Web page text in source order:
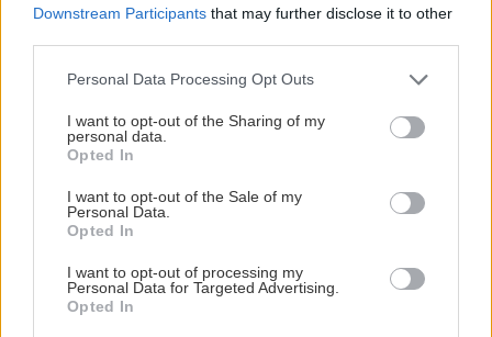
Downstream Participants that may further disclose it to other
Please note that this website/app uses one or more Google
not limited to your visit or usage behaviour. You may click to
grant or deny consent to Google and its third-party tags to
use your data for below specified purposes in below Google
consent section.
Personal Data Processing Opt Outs
I want to opt-out of the Sharing of my
personal data.
Opted In
I want to opt-out of the Sale of my
Personal Data.
Opted In
I want to opt-out of processing my
Personal Data for Targeted Advertising.
Opted In